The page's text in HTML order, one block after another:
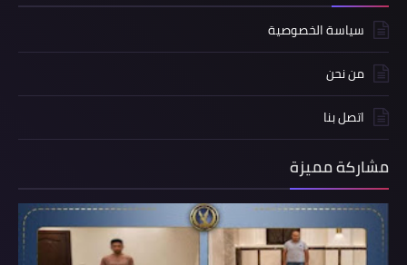
سياسة الخصوصية
من نحن
اتصل بنا
مشاركة مميزة